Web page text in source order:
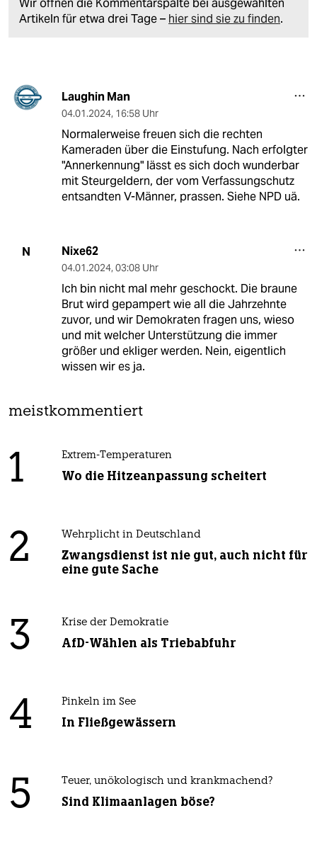
Wir öffnen die Kommentarspalte bei ausgewählten
Artikeln für etwa drei Tage – hier sind sie zu finden.
Laughin Man
04.01.2024, 16:58 Uhr
Normalerweise freuen sich die rechten
Kameraden über die Einstufung. Nach erfolgter
"Annerkennung" lässt es sich doch wunderbar
mit Steurgeldern, der vom Verfassungschutz
entsandten V-Männer, prassen. Siehe NPD uä.
N Nixe62
04.01.2024, 03:08 Uhr
Ich bin nicht mal mehr geschockt. Die braune
Brut wird gepampert wie all die Jahrzehnte
zuvor, und wir Demokraten fragen uns, wieso
und mit welcher Unterstützung die immer
größer und ekliger werden. Nein, eigentlich
wissen wir es ja.
meistkommentiert
1 Extrem-Temperaturen
Wo die Hitzeanpassung scheitert
2 Wehrplicht in Deutschland
Zwangsdienst ist nie gut, auch nicht für
eine gute Sache
3 Krise der Demokratie
AfD-Wählen als Triebabfuhr
4 Pinkeln im See
In Fließgewässern
5 Teuer, unökologisch und krankmachend?
Sind Klimaanlagen böse?